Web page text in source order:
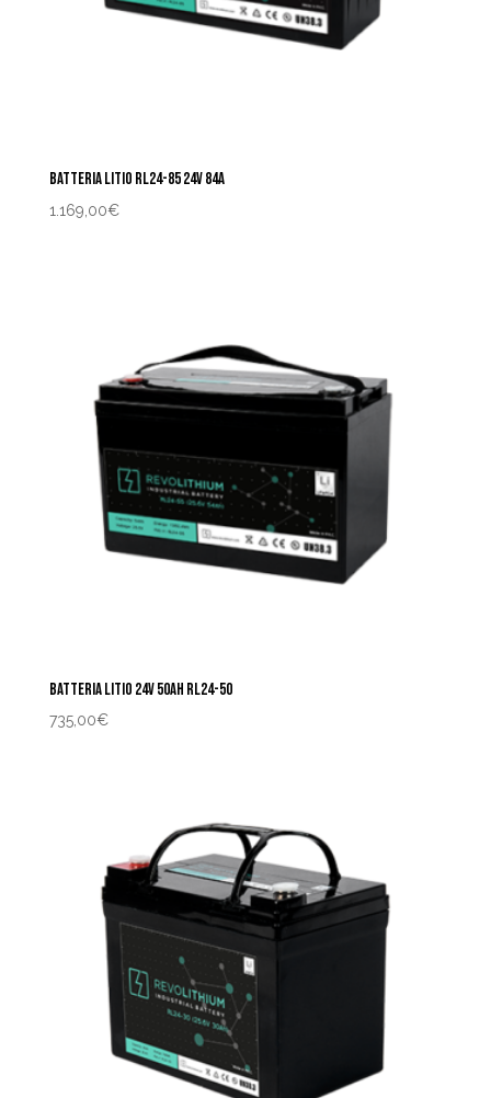
BATTERIA LITIO RL24-85 24V 84A
1.169,00€
BATTERIA LITIO 24V 50AH RL24-50
735,00€